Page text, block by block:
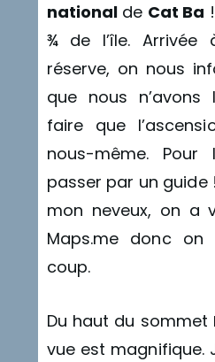
nationalde Cat Ba
¾ de l’île. Arrivée
réserve, on nous
que nous
faire que
nous-même.
passer par un guide
mon neveux, on a
Maps.me donc
coup.
Du haut du sommet
vue est magnifique.